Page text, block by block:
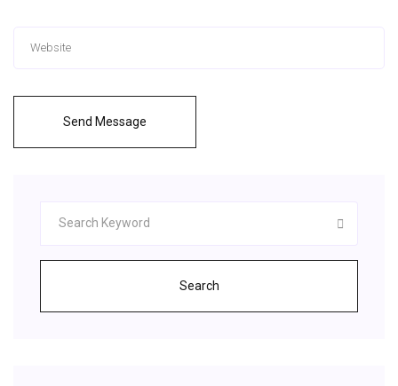
Send Message
Search